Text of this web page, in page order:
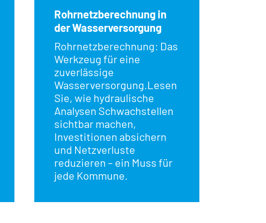
Rohrnetzberechnung in
der Wasserversorgung
Rohrnetzberechnung: Das
Werkzeug für eine
zuverlässige
Wasserversorgung.Lesen
Sie, wie hydraulische
Analysen Schwachstellen
sichtbar machen,
Investitionen absichern
und Netzverluste
reduzieren – ein Muss für
jede Kommune.